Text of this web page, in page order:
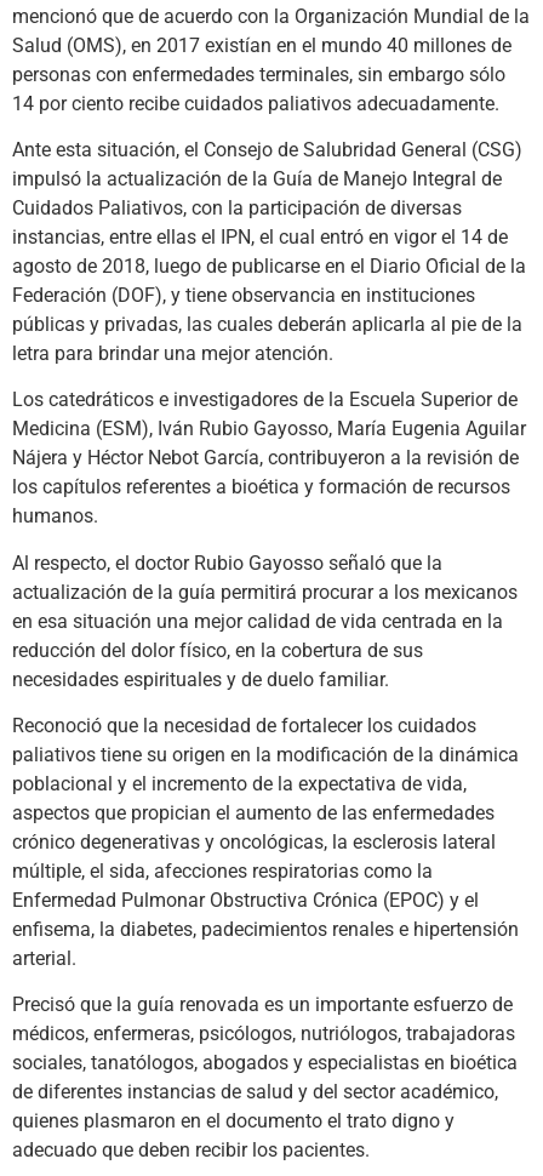
mencionó que de acuerdo con la Organización Mundial de la
Salud (OMS), en 2017 existían en el mundo 40 millones de
personas con enfermedades terminales, sin embargo sólo
14 por ciento recibe cuidados paliativos adecuadamente.
Ante esta situación, el Consejo de Salubridad General (CSG)
impulsó la actualización de la Guía de Manejo Integral de
Cuidados Paliativos, con la participación de diversas
instancias, entre ellas el IPN, el cual entró en vigor el 14 de
agosto de 2018, luego de publicarse en el Diario Oficial de la
Federación (DOF), y tiene observancia en instituciones
públicas y privadas, las cuales deberán aplicarla al pie de la
letra para brindar una mejor atención.
Los catedráticos e investigadores de la Escuela Superior de
Medicina (ESM), Iván Rubio Gayosso, María Eugenia Aguilar
Nájera y Héctor Nebot García, contribuyeron a la revisión de
los capítulos referentes a bioética y formación de recursos
humanos.
Al respecto, el doctor Rubio Gayosso señaló que la
actualización de la guía permitirá procurar a los mexicanos
en esa situación una mejor calidad de vida centrada en la
reducción del dolor físico, en la cobertura de sus
necesidades espirituales y de duelo familiar.
Reconoció que la necesidad de fortalecer los cuidados
paliativos tiene su origen en la modificación de la dinámica
poblacional y el incremento de la expectativa de vida,
aspectos que propician el aumento de las enfermedades
crónico degenerativas y oncológicas, la esclerosis lateral
múltiple, el sida, afecciones respiratorias como la
Enfermedad Pulmonar Obstructiva Crónica (EPOC) y el
enfisema, la diabetes, padecimientos renales e hipertensión
arterial.
Precisó que la guía renovada es un importante esfuerzo de
médicos, enfermeras, psicólogos, nutriólogos, trabajadoras
sociales, tanatólogos, abogados y especialistas en bioética
de diferentes instancias de salud y del sector académico,
quienes plasmaron en el documento el trato digno y
adecuado que deben recibir los pacientes.